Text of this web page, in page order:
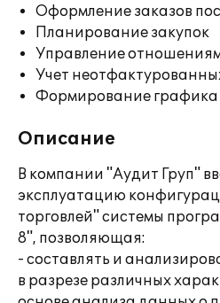
Оформление заказов
Планирование закупок
Управление
Учет
Формирование
Описание
В компании "Аудит Груп"
эксплуатацию
торговлей" системы
8", позволяющая:
- составлять и
в разрезе различных